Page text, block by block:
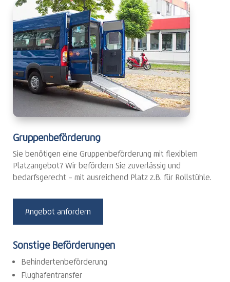
Gruppenbeförderung
Sie benötigen eine Gruppenbeförderung mit flexiblem
Platzangebot? Wir befördern Sie zuverlässig und
bedarfsgerecht – mit ausreichend Platz z.B. für Rollstühle.
Angebot anfordern
Sonstige Beförderungen
Behindertenbeförderung
Flughafentransfer